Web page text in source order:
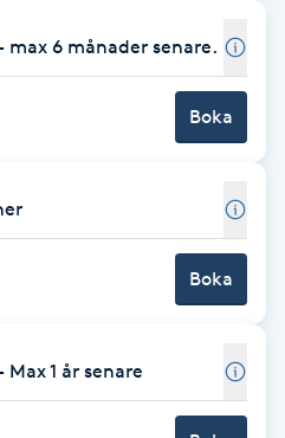
max 6 månader senare.
Boka
Boka
1 år senare